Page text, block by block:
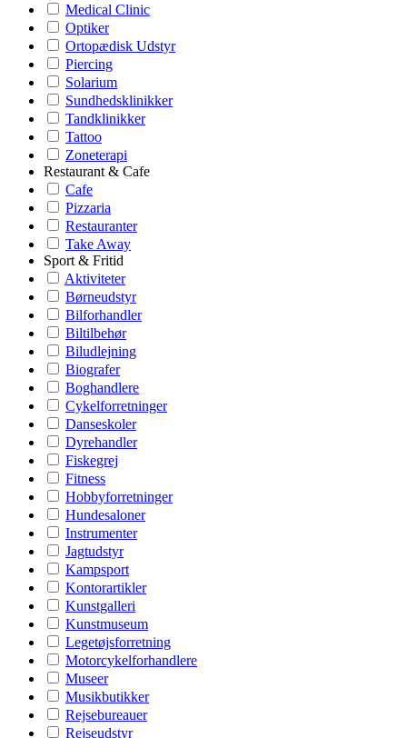
Medical Clinic
Optiker
Ortopædisk Udstyr
Piercing
Solarium
Sundhedsklinikker
Tandklinikker
Tattoo
Zoneterapi
Restaurant & Cafe
Cafe
Pizzaria
Restauranter
Take Away
Sport & Fritid
Aktiviteter
Børneudstyr
Bilforhandler
Biltilbehør
Biludlejning
Biografer
Boghandlere
Cykelforretninger
Danseskoler
Dyrehandler
Fiskegrej
Fitness
Hobbyforretninger
Hundesaloner
Instrumenter
Jagtudstyr
Kampsport
Kontorartikler
Kunstgalleri
Kunstmuseum
Legetøjsforretning
Motorcykelforhandlere
Museer
Musikbutikker
Rejsebureauer
Rejseudstyr